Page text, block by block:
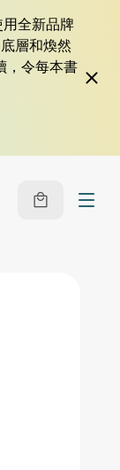
用全新品牌
層和煥然
，令每本書